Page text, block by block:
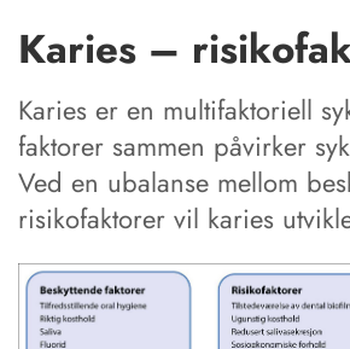
Karies –
Karies er en multifaktoriell
faktorer sammen påvirker
Ved en ubalanse mellom
risikofaktorer vil karies